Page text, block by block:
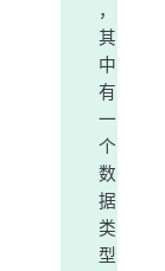
，
其
中
有
一
个
数
据
类
型